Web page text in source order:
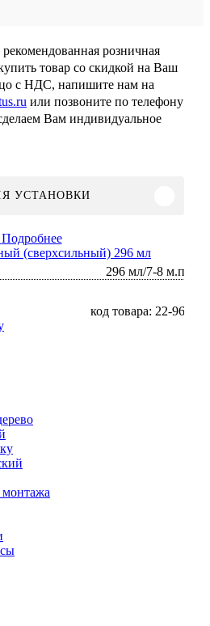
розничная
товар со скидкой на Ваш
с НДС, напишите нам на
или позвоните по телефону
Вам индивидуальное
УСТАНОВКИ
Подробнее
(сверхсильный) 296 мл
296 мл/7-8 м.п
код товара: 22-96